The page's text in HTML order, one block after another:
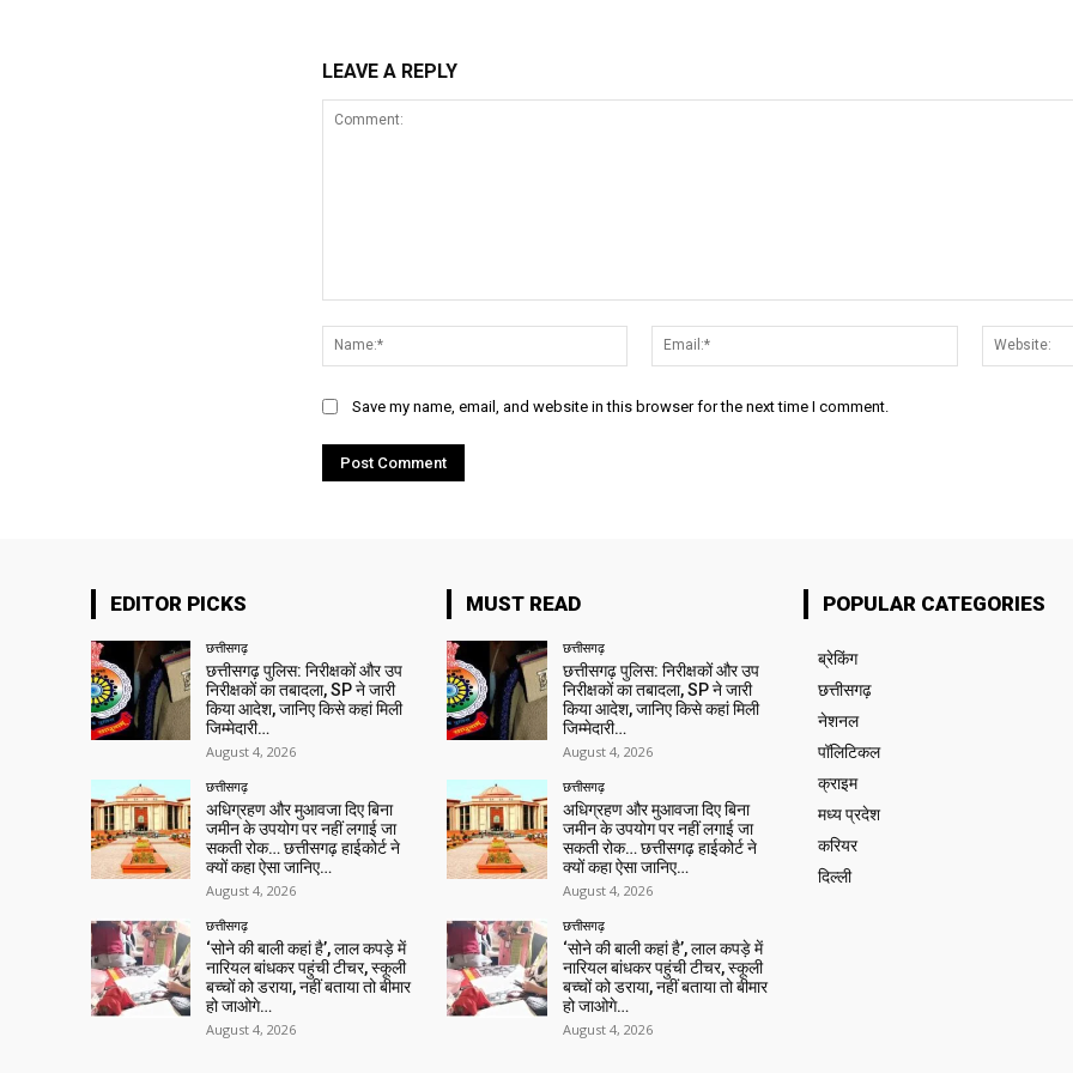
LEAVE A REPLY
Name:*
Email:*
Save my name, email, and website in this browser for the next time I comment.
EDITOR PICKS
छत्तीसगढ़
छत्तीसगढ़ पुलिस: निरीक्षकों और उप
निरीक्षकों का तबादला, SP ने जारी
किया आदेश, जानिए किसे कहां मिली
जिम्मेदारी…
August 4, 2026
छत्तीसगढ़
अधिग्रहण और मुआवजा दिए बिना
जमीन के उपयोग पर नहीं लगाई जा
सकती रोक… छत्तीसगढ़ हाईकोर्ट ने
क्यों कहा ऐसा जानिए…
August 4, 2026
छत्तीसगढ़
‘सोने की बाली कहां है’, लाल कपड़े में
नारियल बांधकर पहुंची टीचर, स्कूली
बच्चों को डराया, नहीं बताया तो बीमार
हो जाओगे…
August 4, 2026
MUST READ
छत्तीसगढ़
छत्तीसगढ़ पुलिस: निरीक्षकों और उप
निरीक्षकों का तबादला, SP ने जारी
किया आदेश, जानिए किसे कहां मिली
जिम्मेदारी…
August 4, 2026
छत्तीसगढ़
अधिग्रहण और मुआवजा दिए बिना
जमीन के उपयोग पर नहीं लगाई जा
सकती रोक… छत्तीसगढ़ हाईकोर्ट ने
क्यों कहा ऐसा जानिए…
August 4, 2026
छत्तीसगढ़
‘सोने की बाली कहां है’, लाल कपड़े में
नारियल बांधकर पहुंची टीचर, स्कूली
बच्चों को डराया, नहीं बताया तो बीमार
हो जाओगे…
August 4, 2026
POPULAR CATEGORIES
ब्रेकिंग
छत्तीसगढ़
नेशनल
पॉलिटिकल
क्राइम
मध्य प्रदेश
करियर
दिल्ली